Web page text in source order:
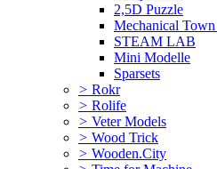
2,5D Puzzle
Mechanical Town
STEAM LAB
Mini Modelle
Sparsets
> Rokr
> Rolife
> Veter Models
> Wood Trick
> Wooden.City